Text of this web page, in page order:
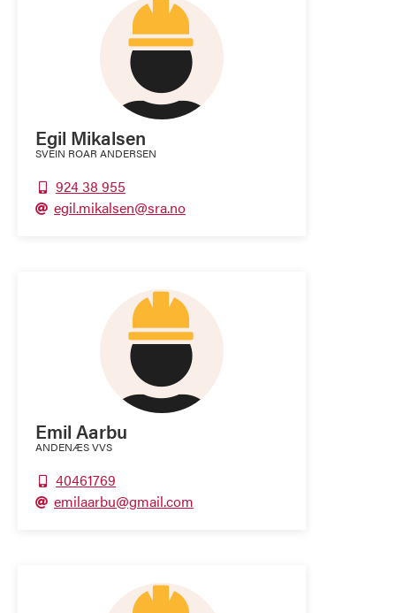
Egil Mikalsen
SVEIN ROAR ANDERSEN
 924 38 955
 egil.mikalsen@sra.no
Emil Aarbu
ANDENÆS VVS
 40461769
 emilaarbu@gmail.com